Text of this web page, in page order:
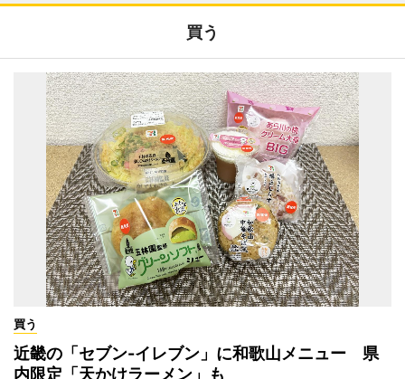
買う
買う
近畿の「セブン-イレブン」に和歌山メニュー 県
内限定「天かけラーメン」も